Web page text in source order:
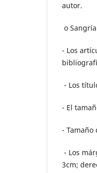
autor.
o
- Los
- Los
- El
- Tamaño
- Los
3cm;